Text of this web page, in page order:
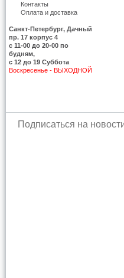
Контакты
Оплата и доставка
Санкт-Петербург, Дачный
пр. 17 корпус 4
c 11-00 до 20-00 по
будням,
с 12 до 19 Суббота
Воскресенье - ВЫХОДНОЙ
Подписаться на